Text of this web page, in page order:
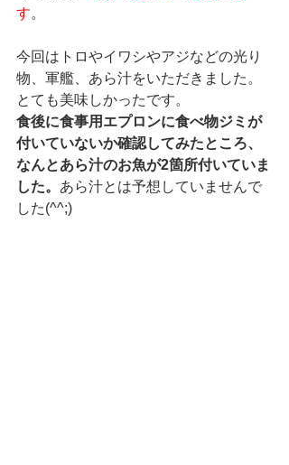
す。
今回はトロやイワシやアジなどの光り
物、軍艦、あら汁をいただきました。
とても美味しかったです。
食後に食事用エプロンに食べ物ジミが
付いていないか確認してみたところ、
なんとあら汁のお魚が2箇所付いていま
した。 あら汁とは予想していませんで
した(^^;)